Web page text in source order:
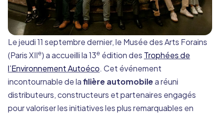
Le jeudi 11 septembre dernier, le Musée des Arts Forains
(Paris XIIe) a accueilli la 13e édition des Trophées de
l’Environnement Autoéco. Cet événement
incontournable de lafilière automobilea réuni
distributeurs, constructeurs et partenaires engagés
pour valoriser les initiatives les plus remarquables en